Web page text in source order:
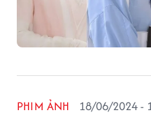
PHIM ẢNH 18/06/2024 -